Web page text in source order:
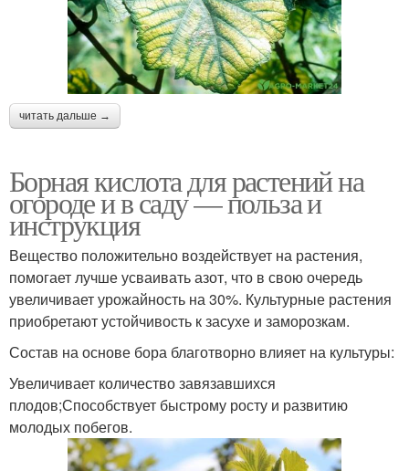
читать дальше →
Борная кислота для растений на
огороде и в саду — польза и
инструкция
Вещество положительно воздействует на растения,
помогает лучше усваивать азот, что в свою очередь
увеличивает урожайность на 30%. Культурные растения
приобретают устойчивость к засухе и заморозкам.
Состав на основе бора благотворно влияет на культуры:
Увеличивает количество завязавшихся
плодов;Способствует быстрому росту и развитию
молодых побегов.